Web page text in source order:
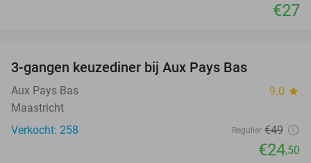
€27
3-gangen keuzediner bij Aux Pays Bas
Aux Pays Bas 9.0 star
Maastricht
Verkocht: 258
Regulier €49
€24,50